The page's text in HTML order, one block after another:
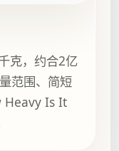
克，约合2亿
范围、简短
Heavy Is It